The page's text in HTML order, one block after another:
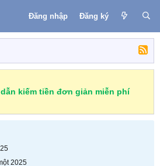
Đăng nhập Đăng ký
kiếm tiền đơn giản miễn phí
2025